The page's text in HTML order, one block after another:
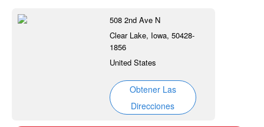
508 2nd Ave N
Clear Lake, Iowa, 50428-
1856
United States
Obtener Las
Direcciones